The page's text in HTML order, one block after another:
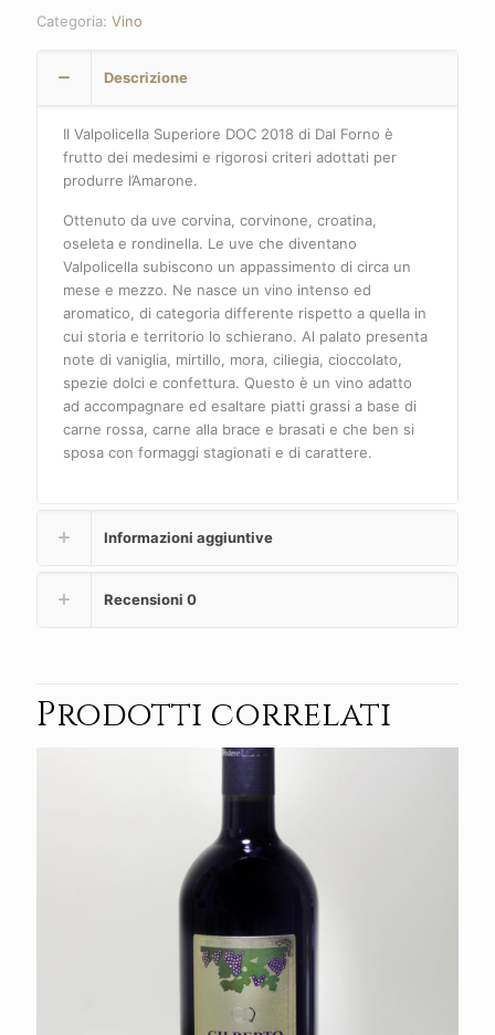
SUPERIORE
Categoria: Vino
Descrizione
Il Valpolicella Superiore DOC 2018 di Dal Forno è
frutto dei medesimi e rigorosi criteri adottati per
produrre l’Amarone.
Ottenuto da uve corvina, corvinone, croatina,
oseleta e rondinella. Le uve che diventano
Valpolicella subiscono un appassimento di circa un
mese e mezzo. Ne nasce un vino intenso ed
aromatico, di categoria differente rispetto a quella in
cui storia e territorio lo schierano. Al palato presenta
note di vaniglia, mirtillo, mora, ciliegia, cioccolato,
spezie dolci e confettura. Questo è un vino adatto
ad accompagnare ed esaltare piatti grassi a base di
carne rossa, carne alla brace e brasati e che ben si
sposa con formaggi stagionati e di carattere.
Informazioni aggiuntive
Recensioni 0
Prodotti correlati